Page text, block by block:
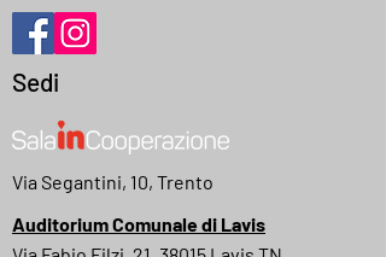
Sedi
Via Segantini, 10, Trento
Auditorium Comunale di Lavis